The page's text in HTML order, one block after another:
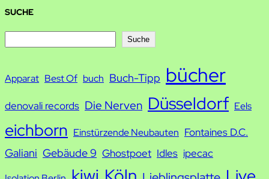
SUCHE
c
Suche
Apparat Best Of buch Buch-Tipp bücher
denovali records Die Nerven Düsseldorf Eels
eichborn Einstürzende Neubauten Fontaines D.C.
Galiani Gebäude 9 Ghostpoet Idles ipecac